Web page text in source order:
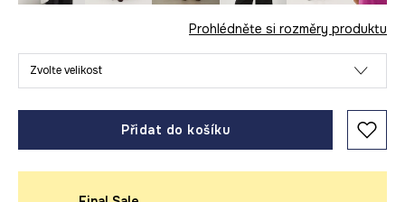
Prohlédněte si rozměry produktu
Zvolte velikost
Přidat do košíku